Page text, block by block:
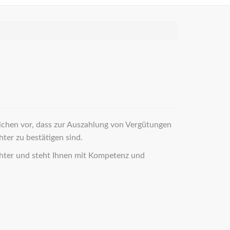
vor, dass zur Auszahlung von Vergütungen
zu bestätigen sind.
und steht Ihnen mit Kompetenz und